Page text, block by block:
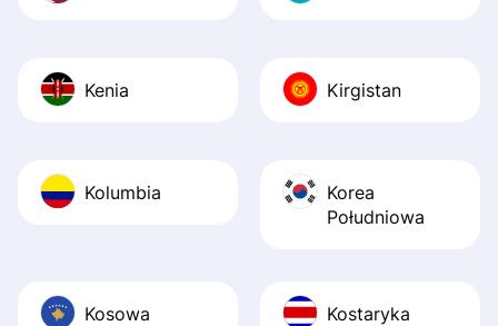
Kenia Kirgistan
Kolumbia
Korea
Południowa
Kosowa Kostaryka